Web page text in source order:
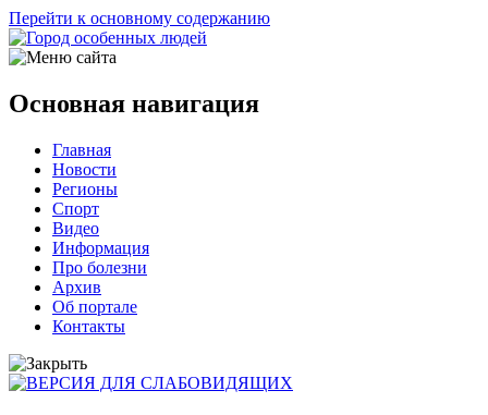
Перейти к основному содержанию
Основная навигация
Главная
Новости
Регионы
Спорт
Видео
Информация
Про болезни
Архив
Об портале
Контакты